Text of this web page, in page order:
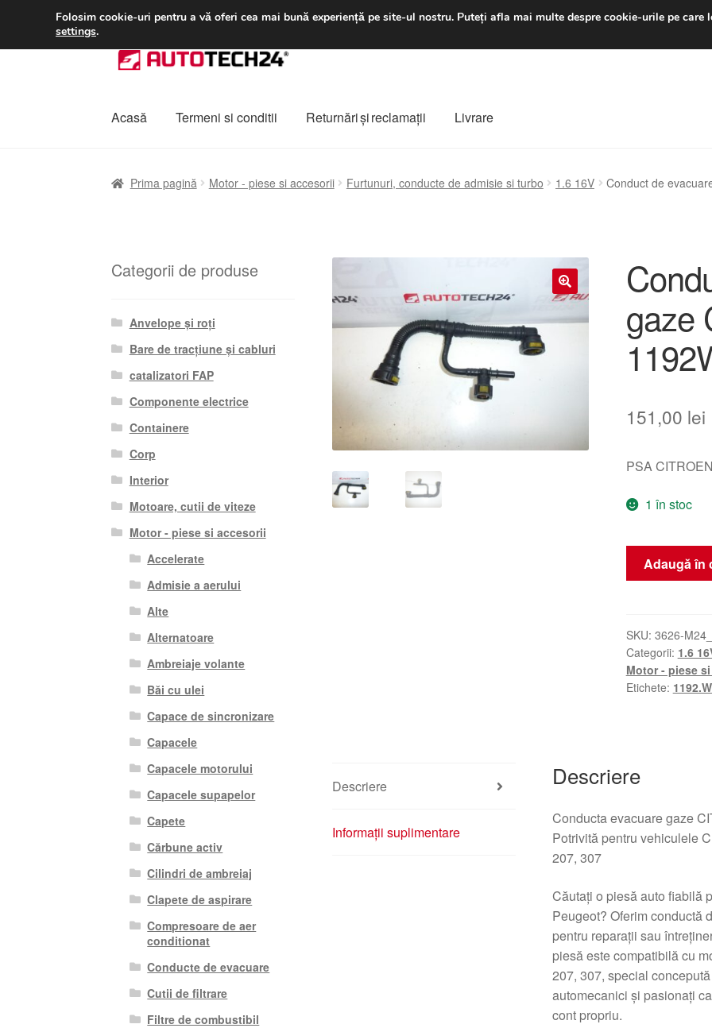
LIVRARE de la 33 lei luni-vineri 9 a.m. - 4
Sari
la
Sari
la
Acasă
Termeni si conditii Returnări şi reclamații Livrare
Prima pagină Motor - piese si accesorii Furtunuri, conducte de admisie si turbo 1.6 16V Conduct de
🔍
gaze
151,00 lei
PSA
1 în stoc
Cantitate
Conduct
gaze
Citroën
Peugeot
1192WZ
Adaugă în
SKU: 3626-
Categorii: 1.6
Motor - piese
Etichete:
Descriere
Informații suplimentare
Descriere
Conducta evacuare gaze
Potrivită pentru vehiculele
207, 307
Căutaţi o piesă auto fiabilă
Peugeot? Oferim conductă
pentru reparaţii sau
piesă este compatibilă cu
207, 307, special
automecanici şi pasionaţi
cont propriu.
Categorii de produse
Anvelope și roți
Bare de tracțiune și cabluri
catalizatori FAP
Componente electrice
Containere
Corp
Interior
Motoare, cutii de viteze
Motor - piese si accesorii
Accelerate
Admisie a aerului
Alte
Alternatoare
Ambreiaje volante
Băi cu ulei
Capace de sincronizare
Capacele
Capacele motorului
Capacele supapelor
Capete
Cărbune activ
Cilindri de ambreiaj
Clapete de aspirare
Compresoare de aer
conditionat
Conducte de evacuare
Cutii de filtrare
Filtre de combustibil
Folosim cookie-uri pentru a vă oferi cea mai bună experiență pe site-ul nostru. Puteți afla mai multe despre cookie-urile pe
settings.